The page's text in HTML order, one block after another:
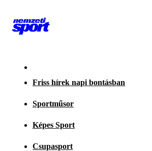
Friss hírek napi bontásban
Sportműsor
Képes Sport
Csupasport